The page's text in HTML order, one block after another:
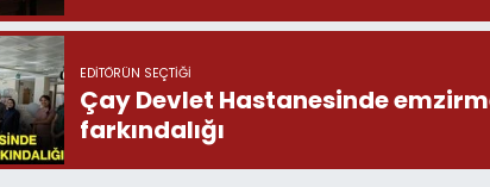
EDITÖRÜN SEÇTIĞI
Çay Devlet Hastanesinde
farkındalığı